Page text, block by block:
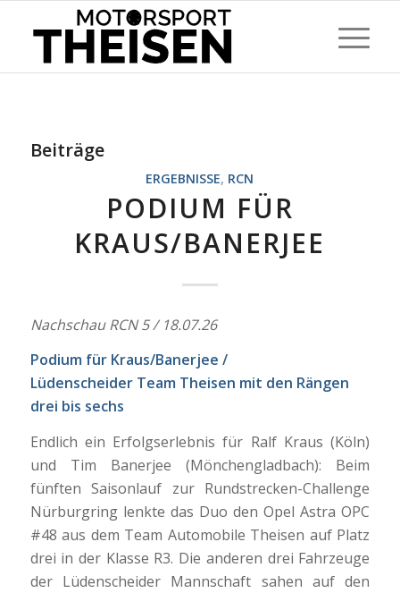
Beiträge
ERGEBNISSE, RCN
PODIUM FÜR
KRAUS/BANERJEE
Nachschau RCN 5 / 18.07.26
Podium für Kraus/Banerjee /
Lüdenscheider Team Theisen mit den Rängen
drei bis sechs
Endlich ein Erfolgserlebnis für Ralf Kraus (Köln)
und Tim Banerjee (Mönchengladbach): Beim
fünften Saisonlauf zur Rundstrecken-Challenge
Nürburgring lenkte das Duo den Opel Astra OPC
#48 aus dem Team Automobile Theisen auf Platz
drei in der Klasse R3. Die anderen drei Fahrzeuge
der Lüdenscheider Mannschaft sahen auf den